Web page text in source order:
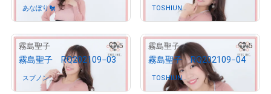
あなぽり🐔さんが保有中
TOSHIUN
さんが保有中
霧島聖子 5
霧島聖子 RQ202109−03
スプノンさんが保有中
霧島聖子 5
霧島聖子 RQ202109−04
TOSHIUN
さんが保有中